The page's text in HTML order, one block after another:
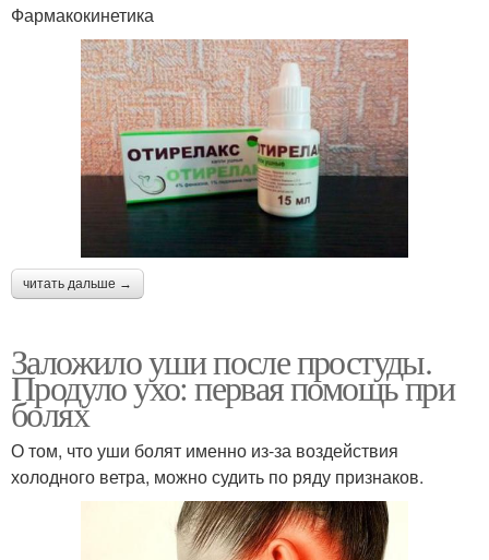
Фармакокинетика
читать дальше →
Заложило уши после простуды.
Продуло ухо: первая помощь при
болях
О том, что уши болят именно из-за воздействия
холодного ветра, можно судить по ряду признаков.